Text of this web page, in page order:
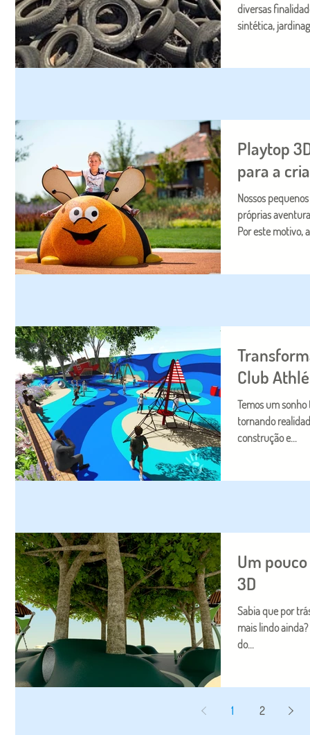
diversas
sintética,
Playtop
para a
Nossos
próprias
Por este motivo,
Club
Temos um sonho
tornando
construção e...
Um
3D
Sabia que por
mais lindo ainda? E essa é a nossa deixa para mostrarmos parte
do...
1 2